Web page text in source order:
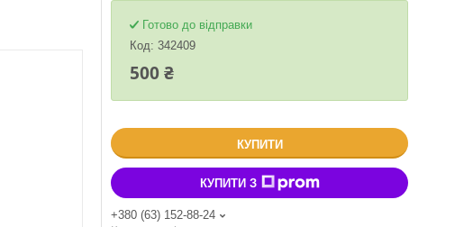
Готово до відправки
Код: 342409
500 ₴
КУПИТИ
КУПИТИ З
+380 (63) 152-88-24